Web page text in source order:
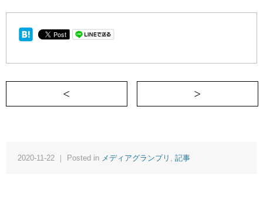
＜ 「あした、なに着て生きていく？」に
2020-11-22 ｜ Posted in メディアグランプリ 記事